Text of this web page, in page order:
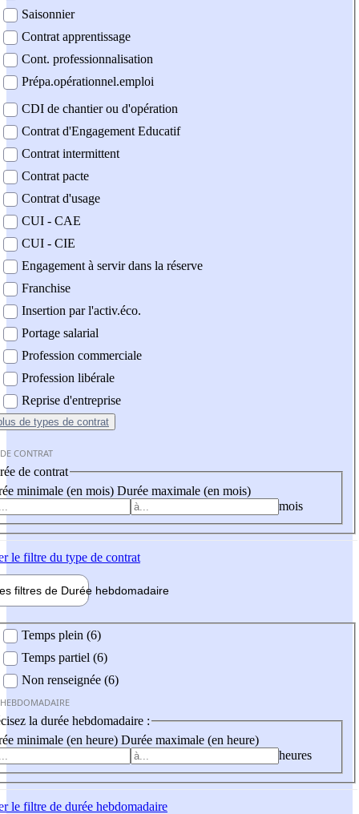
Saisonnier
Contrat apprentissage
Cont. professionnalisation
Prépa.opérationnel.emploi
CDI de chantier ou d'opération
Contrat d'Engagement Educatif
Contrat intermittent
Contrat pacte
Contrat d'usage
CUI - CAE
CUI - CIE
Engagement à servir dans la réserve
Franchise
Insertion par l'activ.éco.
Portage salarial
Profession commerciale
Profession libérale
Reprise d'entreprise
de types de contrat
CONTRAT
de contrat
minimale (en mois) Durée maximale (en mois)
mois
le filtre du type de contrat
filtres de Durée hebdomadaire
Temps plein (6)
Temps partiel (6)
Non renseignée (6)
la durée hebdomadaire :
minimale (en heure) Durée maximale (en heure)
heures
le filtre de durée hebdomadaire